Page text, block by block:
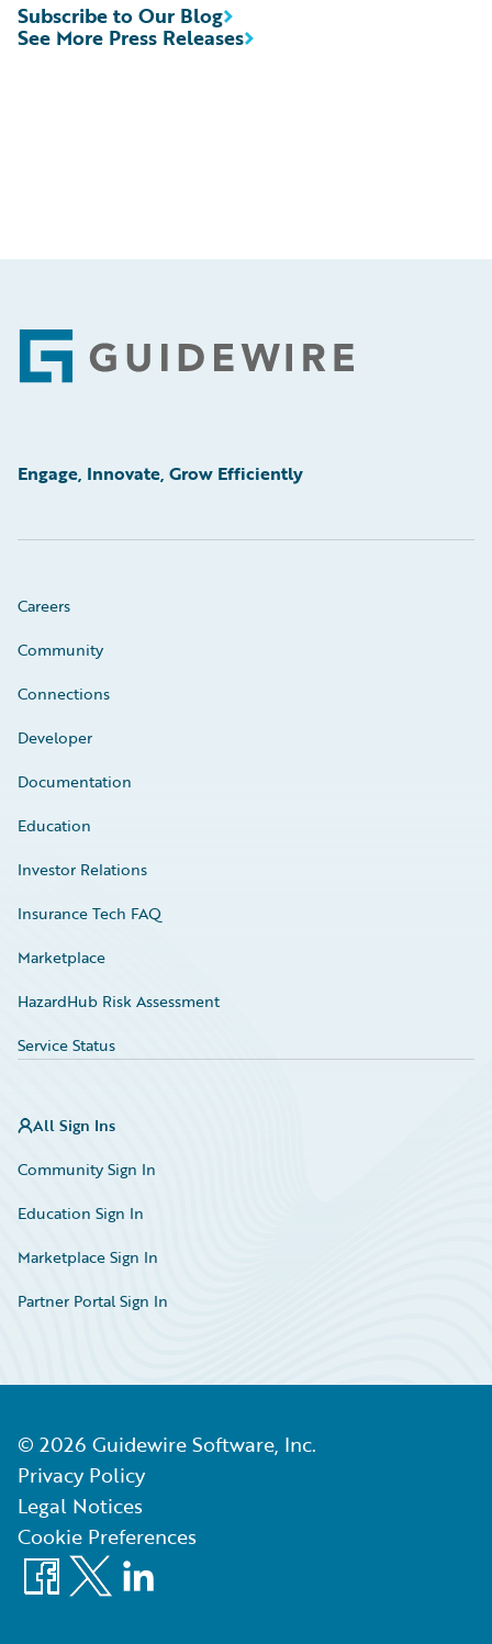
See More Press Releases
Subscribe to Our Blog
Footer
Engage, Innovate, Grow Efficiently
Careers
Community
Connections
Developer
Documentation
Education
Investor Relations
Insurance Tech FAQ
Marketplace
HazardHub Risk Assessment
Service Status
All Sign Ins
Community Sign In
Education Sign In
Marketplace Sign In
Partner Portal Sign In
© 2026 Guidewire Software, Inc.
Privacy Policy
Legal Notices
Cookie Preferences
Facebook
X LinkedIn